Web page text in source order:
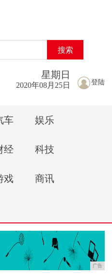
搜索
登陆
星期 日
2020年08月25日
车 娱乐
经 科技
戏 商讯
广告